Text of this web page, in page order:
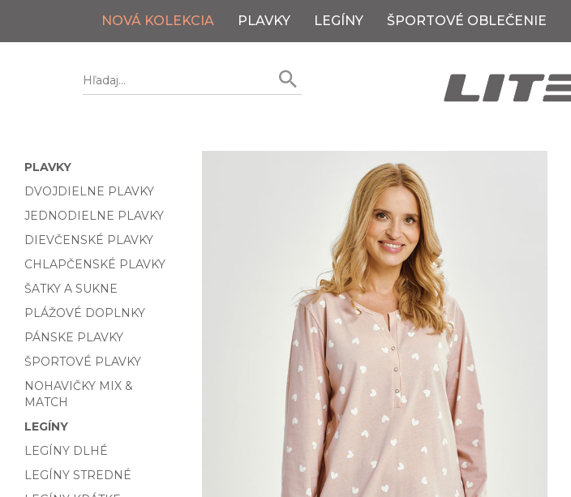
NOVÁ KOLEKCIA PLAVKY LEGÍNY ŠPORTOVÉ OBLEČENIE
PLAVKY
DVOJDIELNE PLAVKY
JEDNODIELNE PLAVKY
DIEVČENSKÉ PLAVKY
CHLAPČENSKÉ PLAVKY
ŠATKY A SUKNE
PLÁŽOVÉ DOPLNKY
PÁNSKE PLAVKY
ŠPORTOVÉ PLAVKY
NOHAVIČKY MIX &
MATCH
LEGÍNY
LEGÍNY DLHÉ
LEGÍNY STREDNÉ